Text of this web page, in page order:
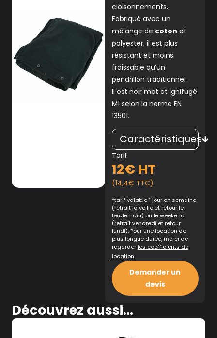
cloisonnements.
Fabriqué avec un
mélange de coton et
polyester, il est plus
résistant et moins
froissable qu’un
pendrillon traditionnel.
Il est noir mat et ignifugé
M1 selon la norme EN
13501.
Caractéristiques
Tarif
12€ HT
(14,4€ TTC)
*tarif valable 1 jour en semaine
(retrait la veille et retour le
lendemain) ou le weekend
(retrait vendredi et retour
lundi). Pour une location de
plus longue durée, merci de
regarder les coefficients de
location
Demander un
devis
Découvrez aussi...